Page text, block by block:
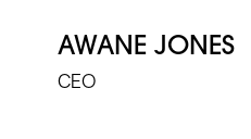
AWANE JONES
CEO